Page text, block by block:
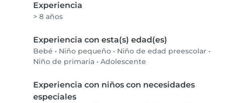
Experiencia
> 8 años
Experiencia con esta(s) edad(es)
Bebé • Niño pequeño • Niño de edad preescolar •
Niño de primaria • Adolescente
Experiencia con niños con necesidades
especiales